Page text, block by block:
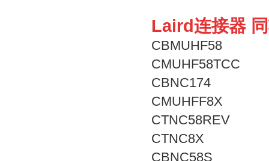
Laird连接器
CBMUHF58
CMUHF58TCC
CBNC174
CMUHFF8X
CTNC58REV
CTNC8X
CBNC58S